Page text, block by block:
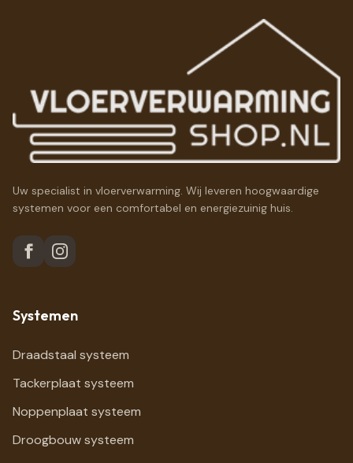
Uw specialist in vloerverwarming. Wij leveren hoogwaardige
systemen voor een comfortabel en energiezuinig huis.
Systemen
Draadstaal systeem
Tackerplaat systeem
Noppenplaat systeem
Droogbouw systeem